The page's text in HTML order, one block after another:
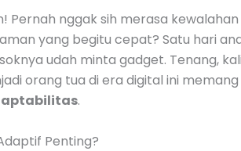
Pernah nggak sih merasa kewalahan
yang begitu cepat? Satu hari
udah minta gadget. Tenang,
orang tua di era digital ini memang
.
Penting?